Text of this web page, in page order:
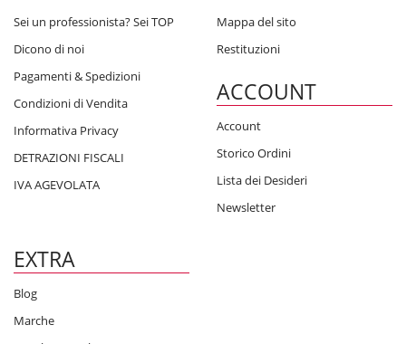
Sei un professionista? Sei TOP
Dicono di noi
Pagamenti & Spedizioni
Condizioni di Vendita
Informativa Privacy
DETRAZIONI FISCALI
IVA AGEVOLATA
Mappa del sito
Restituzioni
ACCOUNT
Account
Storico Ordini
Lista dei Desideri
Newsletter
EXTRA
Blog
Marche